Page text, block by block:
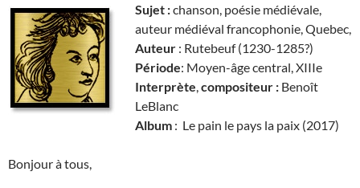
Sujet :chanson, poésie médiévale,
auteur médiéval francophonie, Quebec,
Auteur : Rutebeuf (1230-1285?)
Période: Moyen-âge central, XIIIe
Interprète,compositeur : Benoît
LeBlanc
Album : Le pain le pays la paix (2017)
Bonjour à tous,